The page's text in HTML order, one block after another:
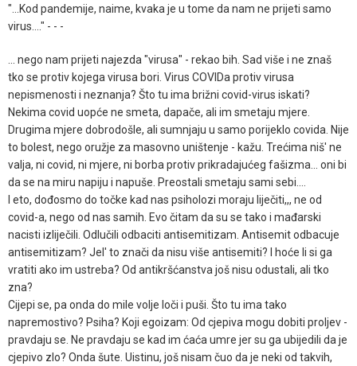
"...Kod pandemije, naime, kvaka je u tome da nam ne prijeti samo
virus...." - - -
... nego nam prijeti najezda "virusa" - rekao bih. Sad više i ne znaš
tko se protiv kojega virusa bori. Virus COVIDa protiv virusa
nepismenosti i neznanja? Što tu ima brižni covid-virus iskati?
Nekima covid uopće ne smeta, dapače, ali im smetaju mjere.
Drugima mjere dobrodošle, ali sumnjaju u samo porijeklo covida. Nije
to bolest, nego oružje za masovno uništenje - kažu. Trećima niš' ne
valja, ni covid, ni mjere, ni borba protiv prikradajućeg fašizma... oni bi
da se na miru napiju i napuše. Preostali smetaju sami sebi....
I eto, dođosmo do točke kad nas psiholozi moraju liječiti,,, ne od
covid-a, nego od nas samih. Evo čitam da su se tako i mađarski
nacisti izliječili. Odlučili odbaciti antisemitizam. Antisemit odbacuje
antisemitizam? Jel' to znači da nisu više antisemiti? I hoće li si ga
vratiti ako im ustreba? Od antikršćanstva još nisu odustali, ali tko
zna?
Cijepi se, pa onda do mile volje loči i puši. Što tu ima tako
napremostivo? Psiha? Koji egoizam: Od cjepiva mogu dobiti proljev -
pravdaju se. Ne pravdaju se kad im ćaća umre jer su ga ubijedili da je
cjepivo zlo? Onda šute. Uistinu, još nisam čuo da je neki od takvih,